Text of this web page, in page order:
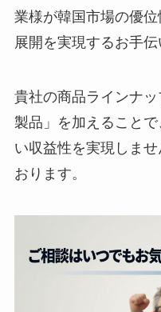
業様が韓国市場の優
展開を実現するお手伝
貴社の商品ラインナ
製品」を加えること
い収益性を実現しま
おります。